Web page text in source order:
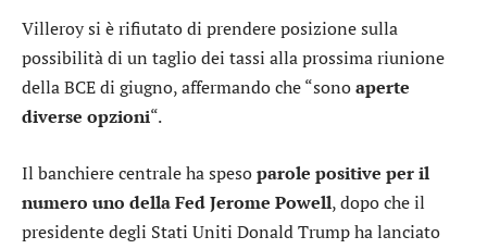
Villeroy si è rifiutato di prendere posizione sulla
possibilità di un taglio dei tassi alla prossima riunione
della BCE di giugno, affermando che “sonoaperte
diverse opzioni“.
Il banchiere centrale ha spesoparole positive per il
numero uno della Fed Jerome Powell, dopo che il
presidente degli Stati Uniti Donald Trump ha lanciato